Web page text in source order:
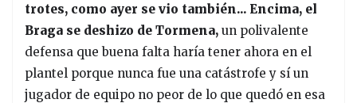
trotes, como ayer se vio también... Encima, el
Braga se deshizo de Tormena, un polivalente
defensa que buena falta haría tener ahora en el
plantel porque nunca fue una catástrofe y sí un
jugador de equipo no peor de lo que quedó en esa